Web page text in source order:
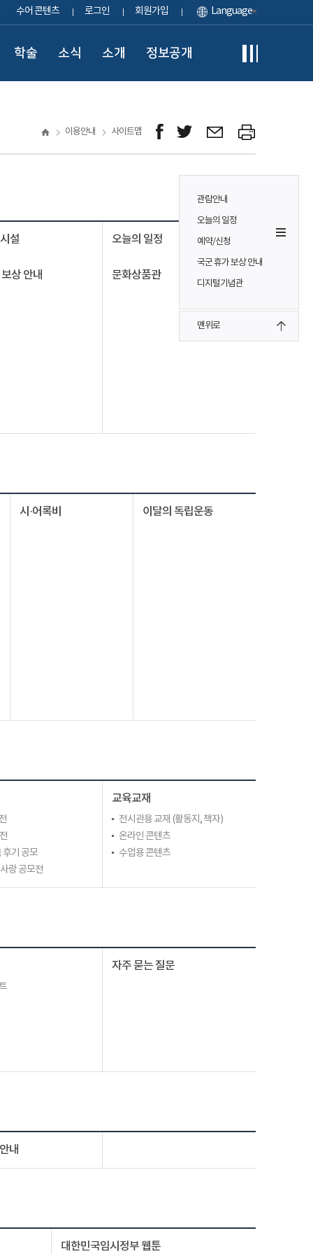
수어 콘텐츠 로그인 회원가입 Language
학술 소식 소개 정보공개
관람안내
오늘의 일정
예약/신청
국군 휴가 보상 안내
디지털기념관
맨위로
이용안내 사이트맵
설 오늘의 일정
상 안내 문화상품관
시·어록비 이달의 독립운동
후기 공모
랑 공모전
교육교재
전시관용 교재 (활동지, 책자)
온라인 콘텐츠
수업용 콘텐츠
자주 묻는 질문
내
대한민국임시정부 웹툰